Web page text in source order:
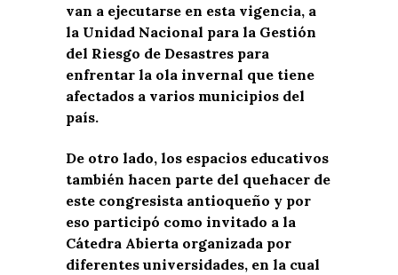
van a ejecutarse en esta vigencia, a
la Unidad Nacional para la Gestión
del Riesgo de Desastres para
enfrentar la ola invernal que tiene
afectados a varios municipios del
país.
De otro lado, los espacios educativos
también hacen parte del quehacer de
este congresista antioqueño y por
eso participó como invitado a la
Cátedra Abierta organizada por
diferentes universidades, en la cual